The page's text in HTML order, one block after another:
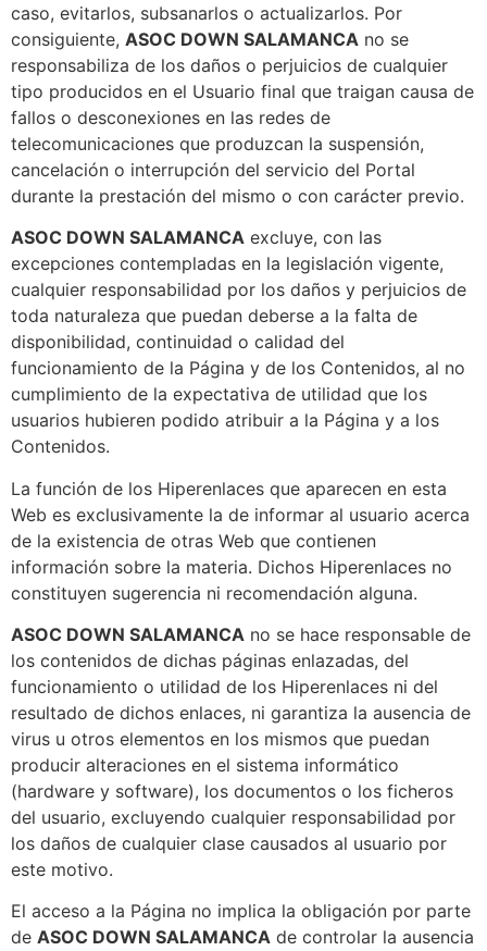
caso, evitarlos, subsanarlos o actualizarlos. Por
consiguiente, ASOC DOWN SALAMANCA no se
responsabiliza de los daños o perjuicios de cualquier
tipo producidos en el Usuario final que traigan causa de
fallos o desconexiones en las redes de
telecomunicaciones que produzcan la suspensión,
cancelación o interrupción del servicio del Portal
durante la prestación del mismo o con carácter previo.
ASOC DOWN SALAMANCA excluye, con las
excepciones contempladas en la legislación vigente,
cualquier responsabilidad por los daños y perjuicios de
toda naturaleza que puedan deberse a la falta de
disponibilidad, continuidad o calidad del
funcionamiento de la Página y de los Contenidos, al no
cumplimiento de la expectativa de utilidad que los
usuarios hubieren podido atribuir a la Página y a los
Contenidos.
La función de los Hiperenlaces que aparecen en esta
Web es exclusivamente la de informar al usuario acerca
de la existencia de otras Web que contienen
información sobre la materia. Dichos Hiperenlaces no
constituyen sugerencia ni recomendación alguna.
ASOC DOWN SALAMANCA no se hace responsable de
los contenidos de dichas páginas enlazadas, del
funcionamiento o utilidad de los Hiperenlaces ni del
resultado de dichos enlaces, ni garantiza la ausencia de
virus u otros elementos en los mismos que puedan
producir alteraciones en el sistema informático
(hardware y software), los documentos o los ficheros
del usuario, excluyendo cualquier responsabilidad por
los daños de cualquier clase causados al usuario por
este motivo.
El acceso a la Página no implica la obligación por parte
de ASOC DOWN SALAMANCA de controlar la ausencia